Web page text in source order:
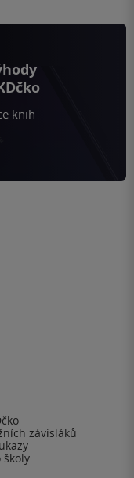
knih
závisláků
školy